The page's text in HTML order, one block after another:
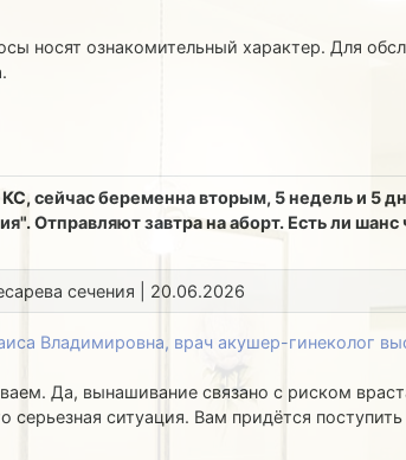
носят ознакомительный характер. Для
сейчас беременна вторым, 5 недель и 5
Отправляют завтра на аборт. Есть ли
сечения | 20.06.2026
Владимировна, врач акушер-гинеколог
Да, вынашивание связано с риском
серьезная ситуация. Вам придётся